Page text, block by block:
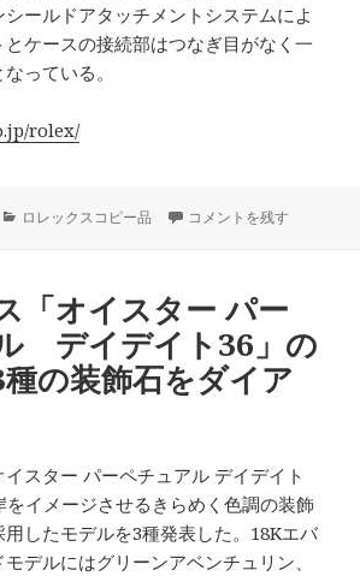
ールドアタッチメントシステムによ
とケースの接続部はつなぎ目がなく一
っている。
rolex/
カ
ロレックスコピー品 ロレックス「オイスター
コメントを残す
「オイスター パー
デイデイト36」の
の装飾石をダイア
スター パーペチュアル デイデイト
をイメージさせるきらめく色調の装飾
したモデルを3種発表した。18Kエバ
デルにはグリーンアベンチュリン、